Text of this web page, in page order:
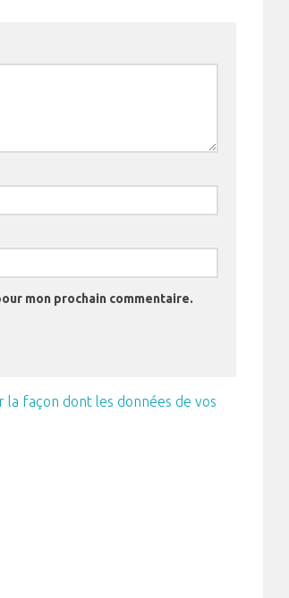
mon prochain commentaire.
la façon dont les données de vos